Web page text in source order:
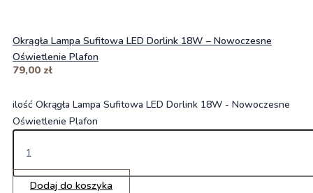
Okrągła Lampa Sufitowa LED Dorlink 18W – Nowoczesne
Oświetlenie Plafon
79,00 zł
ilość Okrągła Lampa Sufitowa LED Dorlink 18W - Nowoczesne
Oświetlenie Plafon
Dodaj do koszyka